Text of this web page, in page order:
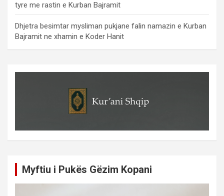
tyre me rastin e Kurban Bajramit
Dhjetra besimtar mysliman pukjane falin namazin e Kurban
Bajramit ne xhamin e Koder Hanit
Myftiu i Pukës Gëzim Kopani